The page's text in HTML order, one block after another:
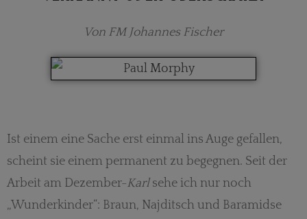
Von FM Johannes Fischer
Ist einem eine Sache erst einmal ins Auge gefallen,
scheint sie einem permanent zu begegnen. Seit der
Arbeit am Dezember-Karlsehe ich nur noch
„Wunderkinder“: Braun, Najditsch und Baramidse